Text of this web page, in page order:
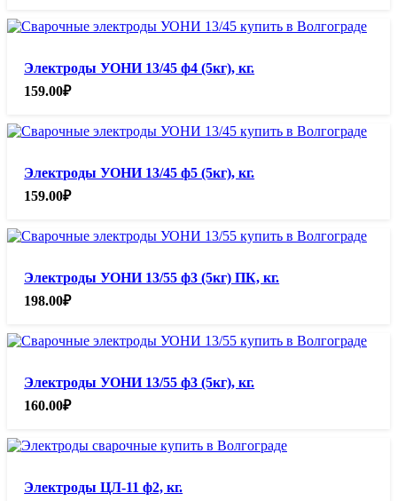
Электроды УОНИ 13/45 ф4 (5кг), кг.
159.00₽
Электроды УОНИ 13/45 ф5 (5кг), кг.
159.00₽
Электроды УОНИ 13/55 ф3 (5кг) ПК, кг.
198.00₽
Электроды УОНИ 13/55 ф3 (5кг), кг.
160.00₽
Электроды ЦЛ-11 ф2, кг.